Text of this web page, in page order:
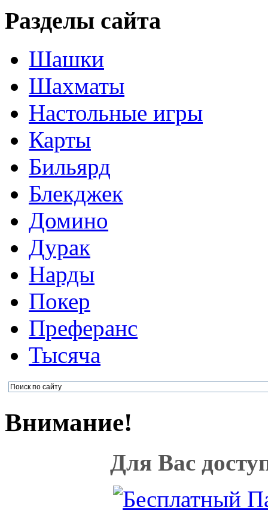
Разделы сайта
Шашки
Шахматы
Настольные игры
Карты
Бильярд
Блекджек
Домино
Дурак
Нарды
Покер
Преферанс
Тысяча
Внимание!
Для Вас